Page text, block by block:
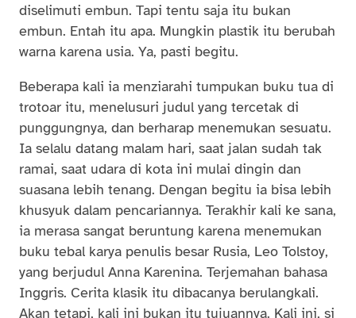
diselimuti embun. Tapi tentu saja itu bukan
embun. Entah itu apa. Mungkin plastik itu berubah
warna karena usia. Ya, pasti begitu.
Beberapa kali ia menziarahi tumpukan buku tua di
trotoar itu, menelusuri judul yang tercetak di
punggungnya, dan berharap menemukan sesuatu.
Ia selalu datang malam hari, saat jalan sudah tak
ramai, saat udara di kota ini mulai dingin dan
suasana lebih tenang. Dengan begitu ia bisa lebih
khusyuk dalam pencariannya. Terakhir kali ke sana,
ia merasa sangat beruntung karena menemukan
buku tebal karya penulis besar Rusia, Leo Tolstoy,
yang berjudul Anna Karenina. Terjemahan bahasa
Inggris. Cerita klasik itu dibacanya berulangkali.
Akan tetapi, kali ini bukan itu tujuannya. Kali ini, si